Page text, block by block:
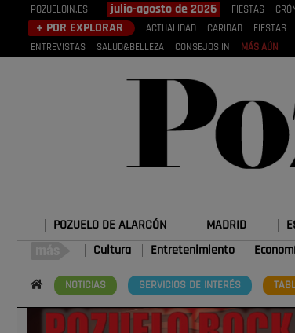
POZUELOIN.ES julio-agosto de 2026 FIESTAS
+ POR EXPLORAR ACTUALIDAD CARIDAD FIESTAS
ENTREVISTAS
SALUD&BELLEZA CONSEJOS IN MÁS AÚN
POZUELO DE ALARCÓN MADRID
Cultura Entretenimiento
NOTICIAS SERVICIOS DE INTERÉS